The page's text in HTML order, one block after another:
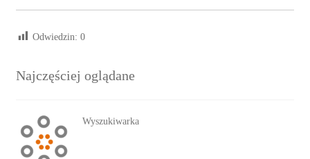
Odwiedzin: 0
Najczęściej oglądane
Wyszukiwarka